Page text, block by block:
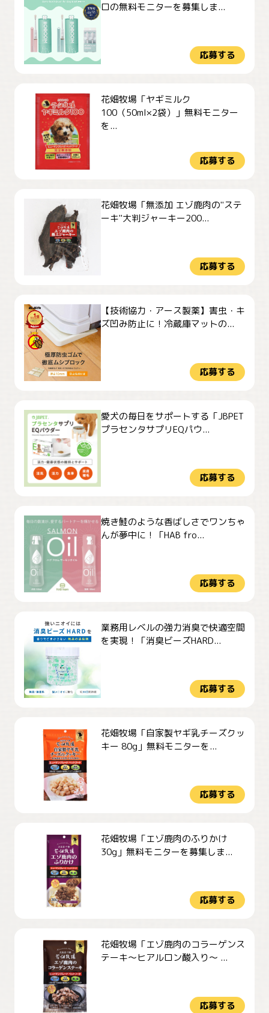
ロの無料モニターを募集しま...
応募する
花畑牧場「ヤギミルク
100（50ml×2袋）」無料モニター
を...
応募する
花畑牧場「無添加 エゾ鹿肉の"ステ
ーキ"大判ジャーキー200...
応募する
【技術協力・アース製薬】害虫・キ
ズ凹み防止に！冷蔵庫マットの...
応募する
愛犬の毎日をサポートする「JBPET
プラセンタサプリEQパウ...
応募する
焼き鮭のような香ばしさでワンちゃ
んが夢中に！「HAB fro...
応募する
業務用レベルの強力消臭で快適空間
を実現！「消臭ビーズHARD...
応募する
花畑牧場「自家製ヤギ乳チーズクッ
キー 80g」無料モニターを...
応募する
花畑牧場「エゾ鹿肉のふりかけ
30g」無料モニターを募集しま...
応募する
花畑牧場「エゾ鹿肉のコラーゲンス
テーキ～ヒアルロン酸入り～ ...
応募する